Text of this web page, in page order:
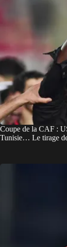
Coupe de la CAF :
Tunisie… Le tirage